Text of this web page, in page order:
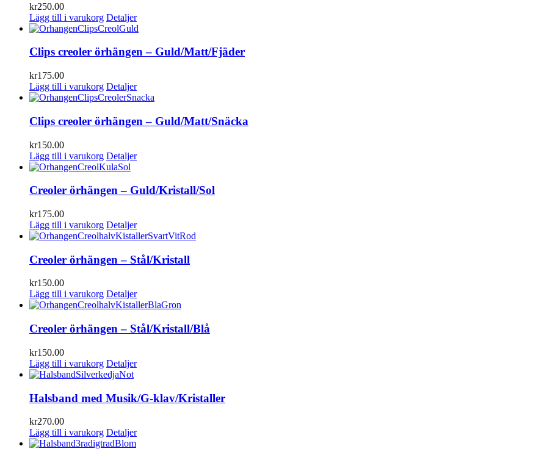
kr250.00
Lägg till i varukorg Detaljer
Clips creoler örhängen – Guld/Matt/Fjäder
kr175.00
Lägg till i varukorg Detaljer
Clips creoler örhängen – Guld/Matt/Snäcka
kr150.00
Lägg till i varukorg Detaljer
Creoler örhängen – Guld/Kristall/Sol
kr175.00
Lägg till i varukorg Detaljer
Creoler örhängen – Stål/Kristall
kr150.00
Lägg till i varukorg Detaljer
Creoler örhängen – Stål/Kristall/Blå
kr150.00
Lägg till i varukorg Detaljer
Halsband med Musik/G-klav/Kristaller
kr270.00
Lägg till i varukorg Detaljer